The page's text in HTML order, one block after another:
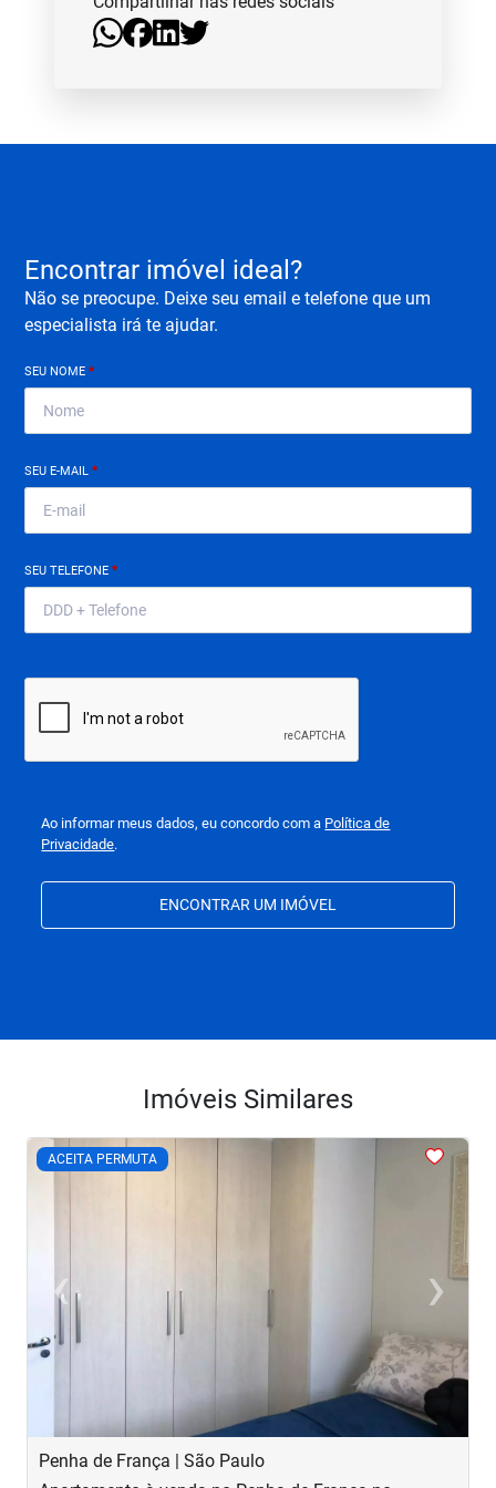
Encontrar imóvel ideal?
Não se preocupe. Deixe seu email e telefone que um
especialista irá te ajudar.
SEU NOME*
SEU E-MAIL*
SEU TELEFONE*
Ao informar meus dados, eu concordo com a Política de
Privacidade.
ENCONTRAR UM IMÓVEL
Imóveis Similares
ACEITA PERMUTA
<<<<
‹
Previous ›Next
Penha de França | São Paulo